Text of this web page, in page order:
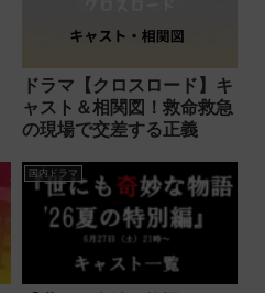
ドラマ【クロスロード】キ
ャスト＆相関図！救命救急
の現場で交差する正義
国内ドラマ